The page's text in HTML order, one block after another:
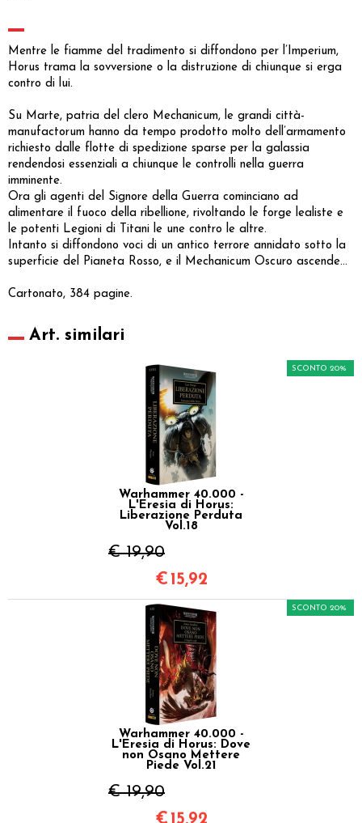
Mentre le fiamme del tradimento si diffondono per l’Imperium,
Horus trama la sovversione o la distruzione di chiunque si erga
contro di lui.
Su Marte, patria del clero Mechanicum, le grandi città-
manufactorum hanno da tempo prodotto molto dell’armamento
richiesto dalle flotte di spedizione sparse per la galassia
rendendosi essenziali a chiunque le controlli nella guerra
imminente.
Ora gli agenti del Signore della Guerra cominciano ad
alimentare il fuoco della ribellione, rivoltando le forge lealiste e
le potenti Legioni di Titani le une contro le altre.
Intanto si diffondono voci di un antico terrore annidato sotto la
superficie del Pianeta Rosso, e il Mechanicum Oscuro ascende...
Cartonato, 384 pagine.
Art. similari
Warhammer 40.000 -
L'Eresia di Horus:
Liberazione Perduta
Vol.18
€ 19,90
SCONTO 20%
€ 15,92
Warhammer 40.000 -
L'Eresia di Horus: Dove
non Osano Mettere
Piede Vol.21
€ 19,90
SCONTO 20%
€ 15,92